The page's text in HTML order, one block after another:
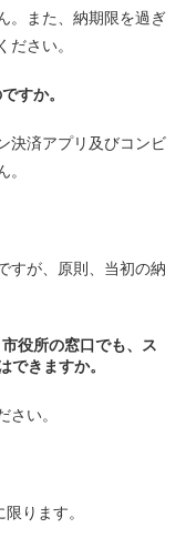
。また、納期限を過ぎ
さい。
すか。
決済アプリ及びコンビ
すが、原則、当初の納
役所の窓口でも、ス
できますか。
い。
ります。